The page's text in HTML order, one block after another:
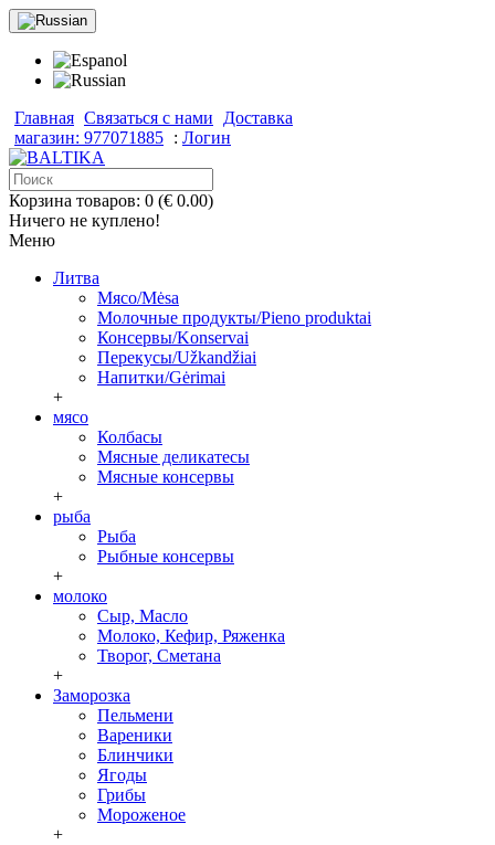
Главная Связаться с нами
Доставка
магазин: 977071885 : Логин
Корзина товаров: 0 (€ 0.00)
Ничего не куплено!
Меню
Литва
Мясо/Mėsa
Молочные продукты/Pieno produktai
Консервы/Konservai
Перекусы/Užkandžiai
Напитки/Gėrimai
+
мясо
Колбасы
Мясные деликатесы
Мясные консервы
+
рыба
Рыба
Рыбные консервы
+
молоко
Сыр, Масло
Молоко, Кефир, Ряженка
Творог, Сметана
+
Заморозка
Пельмени
Вареники
Блинчики
Ягоды
Грибы
Мороженое
+